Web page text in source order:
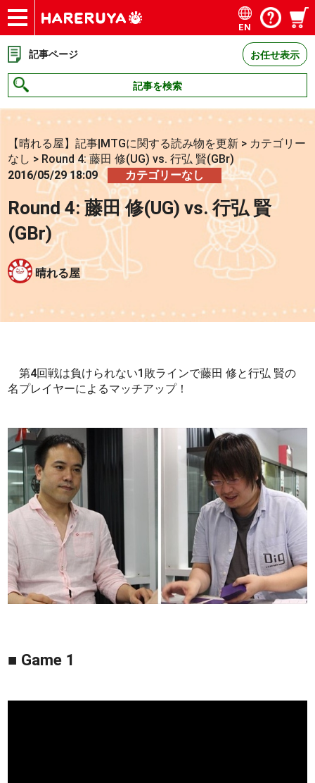
ショップ
買取
記事
デッキ検索
デッキ構築
選手一覧
店舗一覧
イベント
お問い合わせ
EN
記事ページ お任せ表示
記事を検索
【晴れる屋】記事|MTGに関する読み物を更新 > カテゴリー
なし > Round 4: 藤田 修(UG) vs. 行弘 賢(GBr)
2016/05/29 18:09
カテゴリーなし
Round 4: 藤田 修(UG) vs. 行弘 賢
(GBr)
晴れる屋
第4回戦は負けられない1敗ラインで藤田 修と行弘 賢の
名プレイヤーによるマッチアップ！
■ Game 1